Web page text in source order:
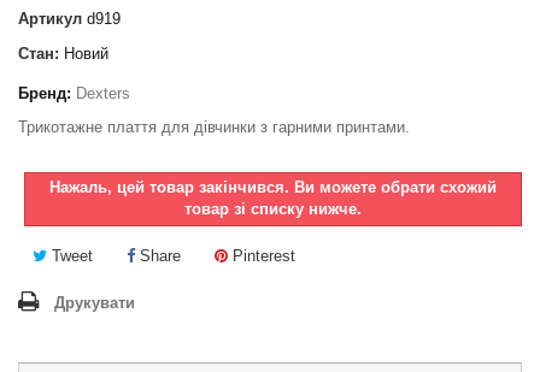
Артикул d919
Стан: Новий
Бренд: Dexters
Трикотажне плаття для дівчинки з гарними принтами.
Нажаль, цей товар закінчився. Ви можете обрати схожий
товар зі списку нижче.
Tweet Share Pinterest
Друкувати